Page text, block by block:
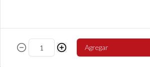
Diente de Dragón Vegetariano
Agregar